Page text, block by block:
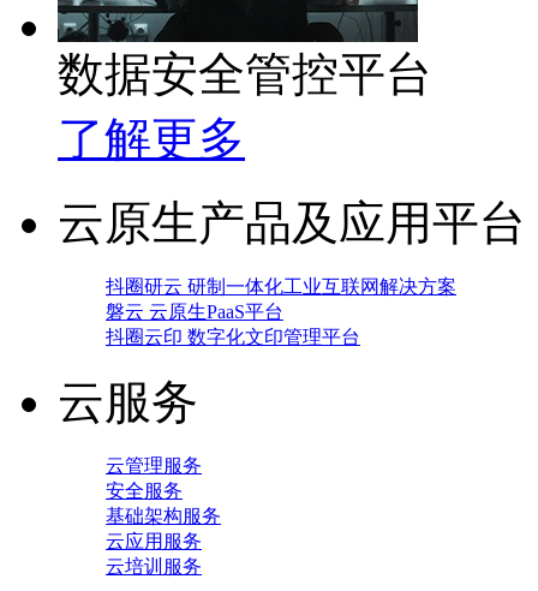
数据安全管控平台
了解更多
云原生产品及应用平台
抖圈研云 研制一体化工业互联网解决方案
磐云 云原生PaaS平台
抖圈云印 数字化文印管理平台
云服务
云管理服务
安全服务
基础架构服务
云应用服务
云培训服务